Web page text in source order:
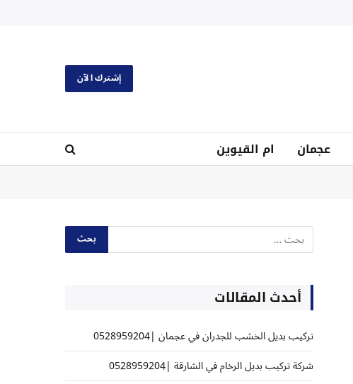
إشترك الآن
عجمان ام القيوين
أحدث المقالات
تركيب بديل الخشب للجدران في عجمان |0528959204
شركة تركيب بديل الرخام في الشارقة |0528959204